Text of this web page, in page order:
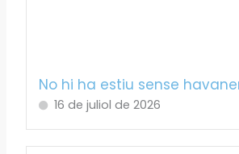
No hi ha estiu sense
16 de juliol de 2026